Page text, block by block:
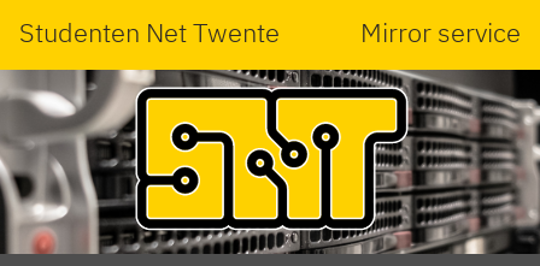
Studenten Net Twente Mirror service